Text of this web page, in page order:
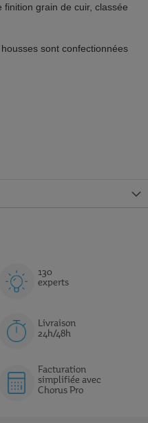
grain de cuir, classée
sont confectionnées
130
experts
Livraison
24h/48h
Facturation
simplifiée avec
Chorus Pro